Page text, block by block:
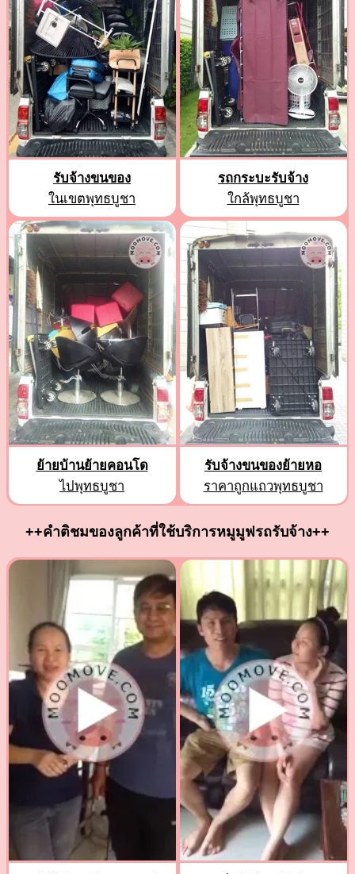
รับจ้างขนของ
ในเขตพุทธบูชา
รถกระบะรับจ้าง
ใกล้พุทธบูชา
ย้ายบ้านย้ายคอนโด
ไปพุทธบูชา
รับจ้างขนของย้ายหอ
ราคาถูกแถวพุทธบูชา
++คำติชมของลูกค้าที่ใช้บริการหมูมูฟรถรับจ้าง++